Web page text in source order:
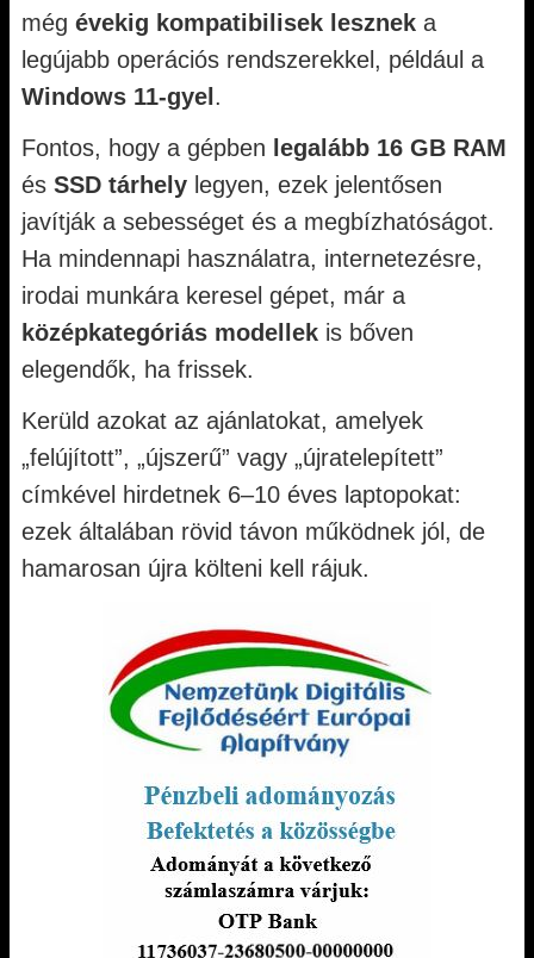
még évekig kompatibilisek lesznek a
legújabb operációs rendszerekkel, például a
Windows 11-gyel .
Fontos, hogy a gépben legalább 16 GB RAM
és SSD tárhely legyen, ezek jelentősen
javítják a sebességet és a megbízhatóságot.
Ha mindennapi használatra, internetezésre,
irodai munkára keresel gépet, már a
középkategóriás modellek is bőven
elegendők, ha frissek.
Kerüld azokat az ajánlatokat, amelyek
„felújított”, „újszerű” vagy „újratelepített”
címkével hirdetnek 6–10 éves laptopokat:
ezek általában rövid távon működnek jól, de
hamarosan újra költeni kell rájuk.